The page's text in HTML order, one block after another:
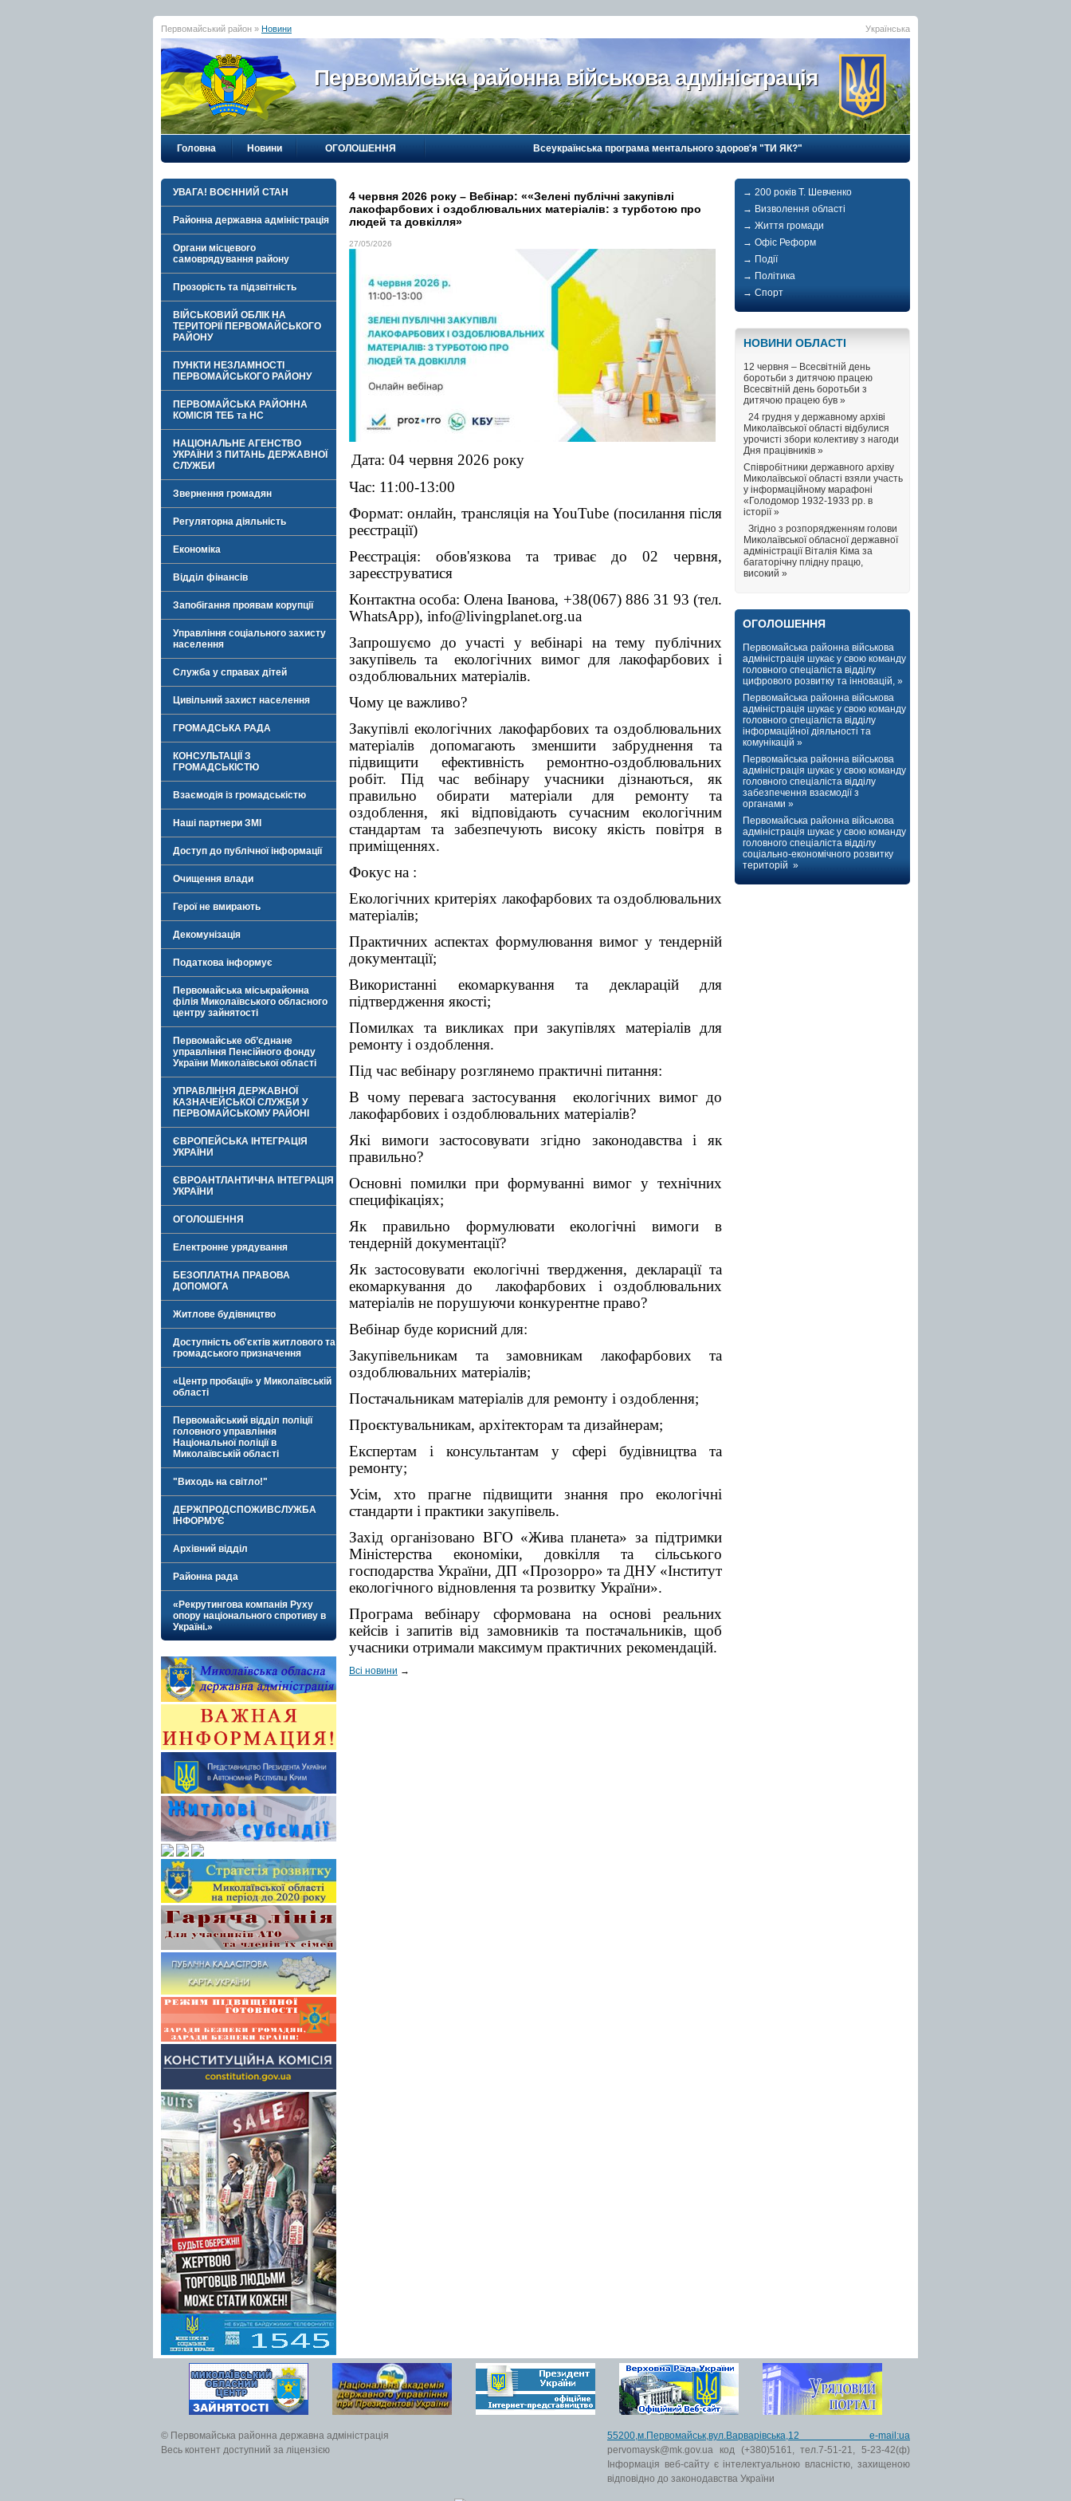
Первомайський район » Новини Українська
Первомайська районна військова адміністрація
Головна Новини ОГОЛОШЕННЯ Всеукраїнська програма ментального здоров'я "ТИ ЯК?"
УВАГА! ВОЄННИЙ СТАН
Районна державна адміністрація
Органи місцевого
самоврядування району
Прозорість та підзвітність
ВІЙСЬКОВИЙ ОБЛІК НА
ТЕРИТОРІЇ ПЕРВОМАЙСЬКОГО
РАЙОНУ
ПУНКТИ НЕЗЛАМНОСТІ
ПЕРВОМАЙСЬКОГО РАЙОНУ
ПЕРВОМАЙСЬКА РАЙОННА
КОМІСІЯ ТЕБ та НС
НАЦІОНАЛЬНЕ АГЕНСТВО
УКРАЇНИ З ПИТАНЬ ДЕРЖАВНОЇ
СЛУЖБИ
Звернення громадян
Регуляторна діяльність
Економіка
Відділ фінансів
Запобігання проявам корупції
Управління соціального захисту
населення
Служба у справах дітей
Цивільний захист населення
ГРОМАДСЬКА РАДА
КОНСУЛЬТАЦІЇ З
ГРОМАДСЬКІСТЮ
Взаємодія із громадськістю
Наші партнери ЗМІ
Доступ до публічної інформації
Очищення влади
Герої не вмирають
Декомунізація
Податкова інформує
Первомайська міськрайонна
філія Миколаївського обласного
центру зайнятості
Первомайське об’єднане
управління Пенсійного фонду
України Миколаївської області
УПРАВЛІННЯ ДЕРЖАВНОЇ
КАЗНАЧЕЙСЬКОЇ СЛУЖБИ У
ПЕРВОМАЙСЬКОМУ РАЙОНІ
ЄВРОПЕЙСЬКА ІНТЕГРАЦІЯ
УКРАЇНИ
ЄВРОАНТЛАНТИЧНА ІНТЕГРАЦІЯ
УКРАЇНИ
ОГОЛОШЕННЯ
Електронне урядування
БЕЗОПЛАТНА ПРАВОВА
ДОПОМОГА
Житлове будівництво
Доступність об'єктів житлового та
громадського призначення
«Центр пробації» у Миколаївській
області
Первомайський відділ поліції
головного управління
Національної поліції в
Миколаївській області
"Виходь на світло!"
ДЕРЖПРОДСПОЖИВСЛУЖБА
ІНФОРМУЄ
Архівний відділ
Районна рада
«Рекрутингова компанія Руху
опору національного спротиву в
Україні.»
4 червня 2026 року – Вебінар: ««Зелені публічні закупівлі
лакофарбових і оздоблювальних матеріалів: з турботою про
людей та довкілля»
27/05/2026
Дата: 04 червня 2026 року
Час: 11:00-13:00
Формат: онлайн, трансляція на YouTube (посилання після
реєстрації)
Реєстрація: обов'язкова та триває до 02 червня,
зареєструватися
Контактна особа: Олена Іванова, +38(067) 886 31 93 (тел.
WhatsApp), info@livingplanet.org.ua
Запрошуємо до участі у вебінарі на тему публічних
закупівель та екологічних вимог для лакофарбових і
оздоблювальних матеріалів.
Чому це важливо?
Закупівлі екологічних лакофарбових та оздоблювальних
матеріалів допомагають зменшити забруднення та
підвищити ефективність ремонтно-оздоблювальних
робіт. Під час вебінару учасники дізнаються, як
правильно обирати матеріали для ремонту та
оздоблення, які відповідають сучасним екологічним
стандартам та забезпечують високу якість повітря в
приміщеннях.
Фокус на :
Екологічних критеріях лакофарбових та оздоблювальних
матеріалів;
Практичних аспектах формулювання вимог у тендерній
документації;
Використанні екомаркування та декларацій для
підтвердження якості;
Помилках та викликах при закупівлях матеріалів для
ремонту і оздоблення.
Під час вебінару розглянемо практичні питання:
В чому перевага застосування екологічних вимог до
лакофарбових і оздоблювальних матеріалів?
Які вимоги застосовувати згідно законодавства і як
правильно?
Основні помилки при формуванні вимог у технічних
специфікаціях;
Як правильно формулювати екологічні вимоги в
тендерній документації?
Як застосовувати екологічні твердження, декларації та
екомаркування до лакофарбових і оздоблювальних
матеріалів не порушуючи конкурентне право?
Вебінар буде корисний для:
Закупівельникам та замовникам лакофарбових та
оздоблювальних матеріалів;
Постачальникам матеріалів для ремонту і оздоблення;
Проєктувальникам, архітекторам та дизайнерам;
Експертам і консультантам у сфері будівництва та
ремонту;
Усім, хто прагне підвищити знання про екологічні
стандарти і практики закупівель.
Захід організовано ВГО «Жива планета» за підтримки
Міністерства економіки, довкілля та сільського
господарства України, ДП «Прозорро» та ДНУ «Інститут
екологічного відновлення та розвитку України».
Програма вебінару сформована на основі реальних
кейсів і запитів від замовників та постачальників, щоб
учасники отримали максимум практичних рекомендацій.
Всі новини →
→ 200 років Т. Шевченко
→ Визволення області
→ Життя громади
→ Офіс Реформ
→ Події
→ Політика
→ Спорт
НОВИНИ ОБЛАСТI
12 червня – Всесвітній день
боротьби з дитячою працею
Всесвітній день боротьби з
дитячою працею був »
24 грудня у державному архіві
Миколаївської області відбулися
урочисті збори колективу з нагоди
Дня працівників »
Співробітники державного архіву
Миколаївської області взяли участь
у інформаційному марафоні
«Голодомор 1932-1933 рр. в
історії »
Згідно з розпорядженням голови
Миколаївської обласної державної
адміністрації Віталія Кіма за
багаторічну плідну працю,
високий »
ОГОЛОШЕННЯ
Первомайська районна військова
адміністрація шукає у свою команду
головного спеціаліста відділу
цифрового розвитку та інновацій, »
Первомайська районна військова
адміністрація шукає у свою команду
головного спеціаліста відділу
інформаційної діяльності та
комунікацій »
Первомайська районна військова
адміністрація шукає у свою команду
головного спеціаліста відділу
забезпечення взаємодії з
органами »
Первомайська районна військова
адміністрація шукає у свою команду
головного спеціаліста відділу
соціально-економічного розвитку
територій »
© Первомайська районна державна адміністрація
Весь контент доступний за ліцензією
55200,м.Первомайськ,вул.Варварівська,12 e-mail:ua
pervomaysk@mk.gov.ua код (+380)5161, тел.7-51-21, 5-23-42(ф)
Інформація веб-сайту є інтелектуальною власністю, захищеною
відповідно до законодавства України